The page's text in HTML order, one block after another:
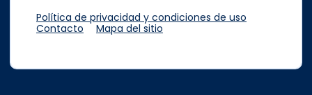
Política de privacidad y condiciones de uso
Contacto
Mapa del sitio